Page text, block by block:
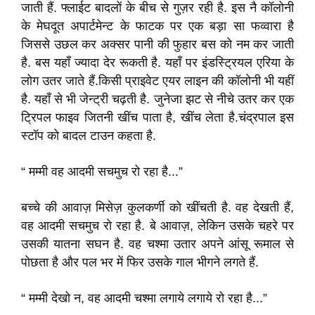
जाती हैं. फ्लाईट बादलों के बीच से गुज़र रही है. इस नै कॉलोनी
के मेघदूत अपार्टमेन्ट के फाटक पर एक बड़ा सा फव्वारा है
जिससे उछल कर अक्सर पानी की फुहार बस को नम कर जाती
है. बस यहाँ ज्यादा देर रूकती है. यहाँ पर इंडस्ट्रियल एरिया के
लोग उतर जाते हैं.किसी प्राइवेट एयर लाइन की कॉलोनी भी यहीं
है. यहाँ से भी जेन्ट्री चढ़ती है. जुनेजा झट से नीचे उतर कर एक
ट्रिपल फाइव जितनी खींच पाता है, खींच लेता है.चंद्रपाल इस
स्टॉप को बादल टाउन कहता है.
“ मम्मी वह आदमी सचमुच रो रहा है...”
बच्चे की आवाज़ मिसेज़ कुलकर्णी को खींचती है. वह देखती हैं,
वह आदमी सचमुच रो रहा है. बे आवाज़, लेकिन उसके चहरे पर
उसकी यातना सघन है. वह चश्मा उतार अपने आंसू रूमाल से
पोछता है और पल भर में फिर उसके गाल भीगने लगते हैं.
“ मम्मी देखो न, वह आदमी चश्मा लगाये लगाये रो रहा है...”